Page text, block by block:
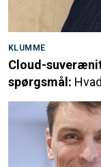
KLUMME
Cloud-
spørgsmål: